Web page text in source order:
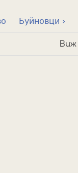
Буйновци ›